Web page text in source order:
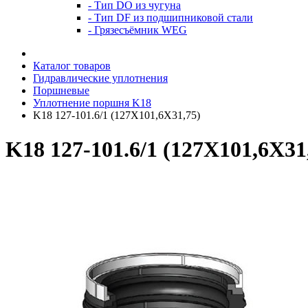
- Тип DO из чугуна
- Тип DF из подшипниковой стали
- Грязесъёмник WEG
Каталог товаров
Гидравлические уплотнения
Поршневые
Уплотнение поршня K18
K18 127-101.6/1 (127X101,6X31,75)
K18 127-101.6/1